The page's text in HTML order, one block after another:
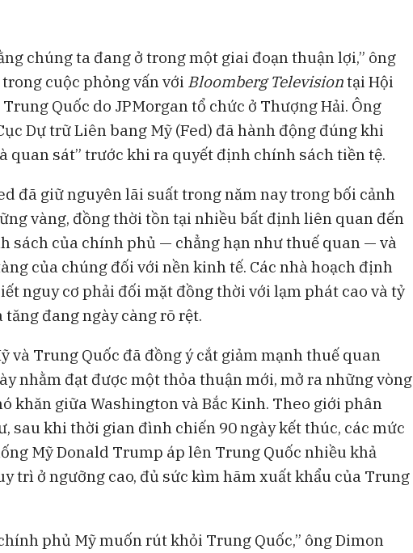
chúng ta đang ở trong một giai đoạn thuận lợi,” ông
cuộc phỏng vấn với Bloomberg Televisiontại Hội
Quốc do JPMorgan tổ chức ở Thượng Hải. Ông
Dự trữ Liên bang Mỹ (Fed) đã hành động đúng khi
quan sát” trước khi ra quyết định chính sách tiền tệ.
đã giữ nguyên lãi suất trong năm nay trong bối cảnh
vàng, đồng thời tồn tại nhiều bất định liên quan đến
sách của chính phủ — chẳng hạn như thuế quan — và
của chúng đối với nền kinh tế. Các nhà hoạch định
nguy cơ phải đối mặt đồng thời với lạm phát cao và tỷ
đang ngày càng rõ rệt.
và Trung Quốc đã đồng ý cắt giảm mạnh thuế quan
nhằm đạt được một thỏa thuận mới, mở ra những vòng
khăn giữa Washington và Bắc Kinh. Theo giới phân
sau khi thời gian đình chiến 90 ngày kết thúc, các mức
Mỹ Donald Trump áp lên Trung Quốc nhiều khả
trì ở ngưỡng cao, đủ sức kìm hãm xuất khẩu của Trung
phủ Mỹ muốn rút khỏi Trung Quốc,” ông Dimon
Bloomberg Television
Những chiếc quần quá mỏng
đang thách thức tăng trưởng của
Bloomberg Television
Điều gì đang thúc đẩy tăng
trưởng của Disney?